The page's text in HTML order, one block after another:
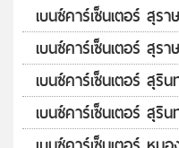
เบนซ์คาร์เซ็นเตอร์ สุร
เบนซ์คาร์เซ็นเตอร์ สุ
เบนซ์คาร์เซ็นเตอร์ สุริ
เบนซ์คาร์เซ็นเตอร์ สุริ